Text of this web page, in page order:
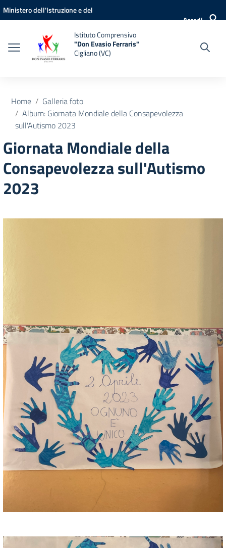
Vai ai contenuti
Vai al menu di navigazione
Vai al footer
Ministero dell'Istruzione e del
Accedi
Istituto Comprensivo
"Don Evasio Ferraris"
Cigliano (VC)
Home
Galleria foto
Album: Giornata Mondiale della Consapevolezza
sull'Autismo 2023
Giornata Mondiale della
Consapevolezza sull'Autismo
2023